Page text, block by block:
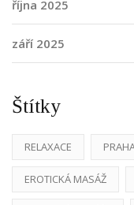
října 2025
září 2025
Štítky
RELAXACE
EROTICKÁ MASÁŽ